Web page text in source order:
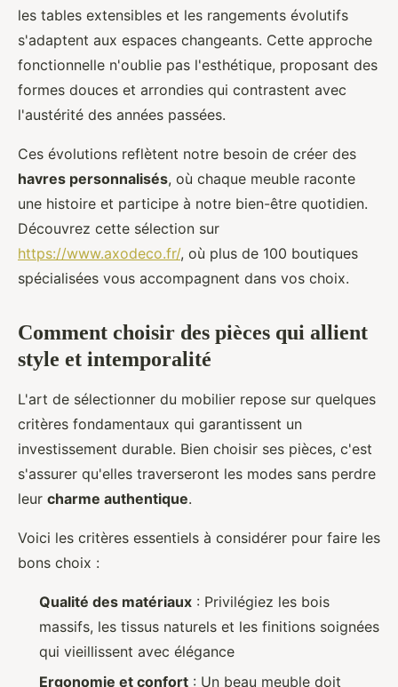
les tables extensibles et les rangements évolutifs
s'adaptent aux espaces changeants. Cette approche
fonctionnelle n'oublie pas l'esthétique, proposant des
formes douces et arrondies qui contrastent avec
l'austérité des années passées.
Ces évolutions reflètent notre besoin de créer des
havres personnalisés, où chaque meuble raconte
une histoire et participe à notre bien-être quotidien.
Découvrez cette sélection sur
https://www.axodeco.fr/, où plus de 100 boutiques
spécialisées vous accompagnent dans vos choix.
Comment choisir des pièces qui allient
style et intemporalité
L'art de sélectionner du mobilier repose sur quelques
critères fondamentaux qui garantissent un
investissement durable. Bien choisir ses pièces, c'est
s'assurer qu'elles traverseront les modes sans perdre
leur charme authentique.
Voici les critères essentiels à considérer pour faire les
bons choix :
Qualité des matériaux : Privilégiez les bois
massifs, les tissus naturels et les finitions soignées
qui vieillissent avec élégance
Ergonomie et confort : Un beau meuble doit